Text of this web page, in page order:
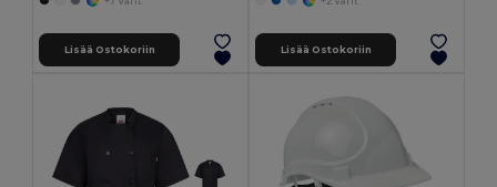
Lisää Ostokoriin Lisää Ostokoriin